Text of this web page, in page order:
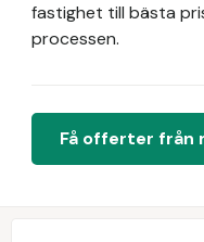
fastighet till bästa
processen.
Få offerter från